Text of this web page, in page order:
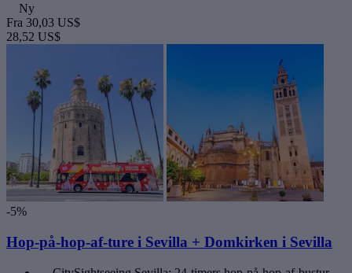
Ny
Fra 30,03 US$
28,52 US$
-5%
Hop-på-hop-af-ture i Sevilla + Domkirken i Sevilla